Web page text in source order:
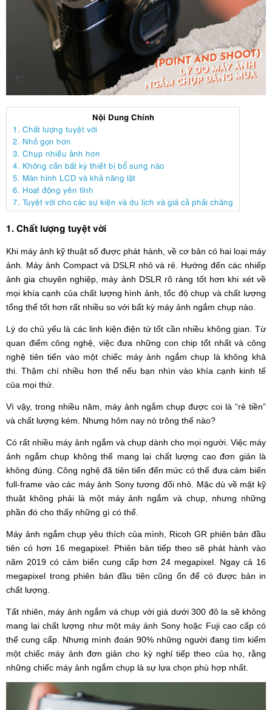
Nội Dung Chính
1. Chất lượng tuyệt vời
2. Nhỏ gọn hơn
3. Chụp nhiều ảnh hơn
4. Không cần bất kỳ thiết bị bổ sung nào
5. Màn hình LCD và khả năng lật
6. Hoạt động yên tĩnh
7. Tuyệt vời cho các sự kiện và du lịch và giá cả phải chăng
1. Chất lượng tuyệt vời
Khi máy ảnh kỹ thuật số được phát hành, về cơ bản có hai loại máy
ảnh. Máy ảnh Compact và DSLR nhỏ và rẻ. Hướng đến các nhiếp
ảnh gia chuyên nghiệp, máy ảnh DSLR rõ ràng tốt hơn khi xét về
mọi khía cạnh của chất lượng hình ảnh, tốc độ chụp và chất lượng
tổng thể tốt hơn rất nhiều so với bất kỳ máy ảnh ngắm chụp nào.
Lý do chủ yếu là các linh kiện điện tử tốt cần nhiều không gian. Từ
quan điểm công nghệ, việc đưa những con chip tốt nhất và công
nghệ tiên tiến vào một chiếc máy ảnh ngắm chụp là không khả
thi. Thậm chí nhiều hơn thế nếu bạn nhìn vào khía cạnh kinh tế
của mọi thứ.
Vì vậy, trong nhiều năm, máy ảnh ngắm chụp được coi là “rẻ tiền”
và chất lượng kém. Nhưng hôm nay nó trông thế nào?
Có rất nhiều máy ảnh ngắm và chụp dành cho mọi người. Việc máy
ảnh ngắm chụp không thể mang lại chất lượng cao đơn giản là
không đúng. Công nghệ đã tiên tiến đến mức có thể đưa cảm biến
full-frame vào các máy ảnh Sony tương đối nhỏ. Mặc dù về mặt kỹ
thuật không phải là một máy ảnh ngắm và chụp, nhưng những
phần đó cho thấy những gì có thể.
Máy ảnh ngắm chụp yêu thích của mình, Ricoh GR phiên bản đầu
tiên có hơn 16 megapixel. Phiên bản tiếp theo sẽ phát hành vào
năm 2019 có cảm biến cung cấp hơn 24 megapixel. Ngay cả 16
megapixel trong phiên bản đầu tiên cũng ổn để có được bản in
chất lượng.
Tất nhiên, máy ảnh ngắm và chụp với giá dưới 300 đô la sẽ không
mang lại chất lượng như một máy ảnh Sony hoặc Fuji cao cấp có
thể cung cấp. Nhưng mình đoán 90% những người đang tìm kiếm
một chiếc máy ảnh đơn giản cho kỳ nghỉ tiếp theo của họ, rằng
những chiếc máy ảnh ngắm chụp là sự lựa chọn phù hợp nhất.